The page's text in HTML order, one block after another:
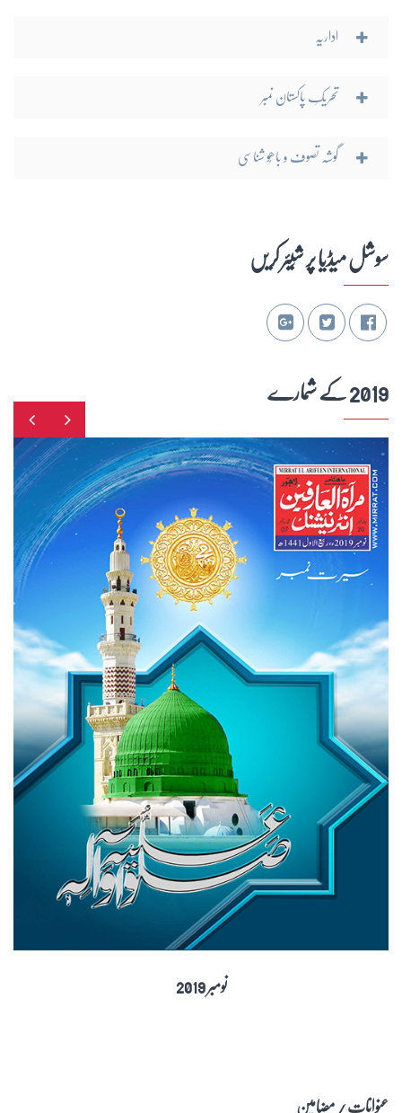
اداریہ
تحریکِ پاکستان نمبر
گوشہ تصوف و باھُو شناسی
سوشل میڈیا پر شِیئر کریں
2019 کے شمارے
نومبر 2019
عنوانات / مضامین